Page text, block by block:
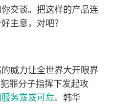
交谈。把这样的产品连
主意，对吧？
威力让全世界大开眼界
罪分子指挥下发起攻
务岌岌可危。韩华